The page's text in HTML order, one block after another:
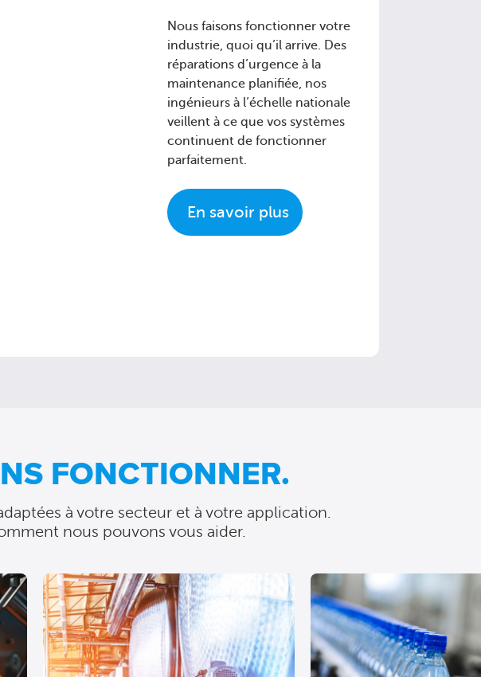
Nous faisons fonctionner votre
industrie, quoi qu’il arrive. Des
réparations d’urgence à la
maintenance planifiée, nos
ingénieurs à l’échelle nationale
veillent à ce que vos systèmes
continuent de fonctionner
parfaitement.
En savoir plus
FONCTIONNER.
à votre secteur et à votre application.
nous pouvons vous aider.